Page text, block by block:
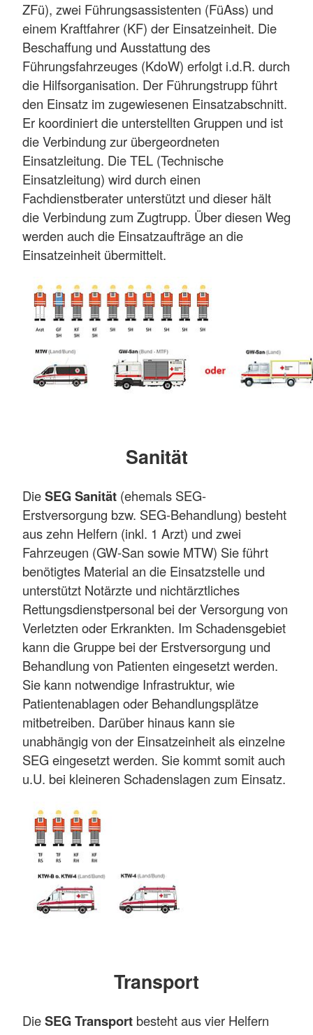
ZFü), zwei Führungsassistenten (FüAss) und
einem Kraftfahrer (KF) der Einsatzeinheit. Die
Beschaffung und Ausstattung des
Führungsfahrzeuges (KdoW) erfolgt i.d.R. durch
die Hilfsorganisation. Der Führungstrupp führt
den Einsatz im zugewiesenen Einsatzabschnitt.
Er koordiniert die unterstellten Gruppen und ist
die Verbindung zur übergeordneten
Einsatzleitung. Die TEL (Technische
Einsatzleitung) wird durch einen
Fachdienstberater unterstützt und dieser hält
die Verbindung zum Zugtrupp. Über diesen Weg
werden auch die Einsatzaufträge an die
Einsatzeinheit übermittelt.
Sanität
DieSEG Sanität (ehemals SEG-
Erstversorgung bzw. SEG-Behandlung) besteht
aus zehn Helfern (inkl. 1 Arzt) und zwei
Fahrzeugen (GW-San sowie MTW) Sie führt
benötigtes Material an die Einsatzstelle und
unterstützt Notärzte und nichtärztliches
Rettungsdienstpersonal bei der Versorgung von
Verletzten oder Erkrankten. Im Schadensgebiet
kann die Gruppe bei der Erstversorgung und
Behandlung von Patienten eingesetzt werden.
Sie kann notwendige Infrastruktur, wie
Patientenablagen oder Behandlungsplätze
mitbetreiben. Darüber hinaus kann sie
unabhängig von der Einsatzeinheit als einzelne
SEG eingesetzt werden. Sie kommt somit auch
u.U. bei kleineren Schadenslagen zum Einsatz.
Transport
DieSEG Transport besteht aus vier Helfern